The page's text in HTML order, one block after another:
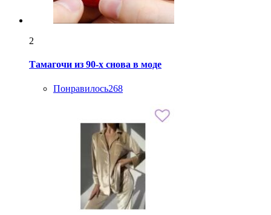
2
Тамагочи из 90-х снова в моде
Понравилось268